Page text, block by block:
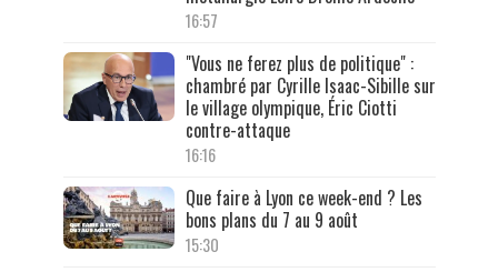
16:57
"Vous ne ferez plus de politique" :
chambré par Cyrille Isaac-Sibille sur
le village olympique, Éric Ciotti
contre-attaque
16:16
Que faire à Lyon ce week-end ? Les
bons plans du 7 au 9 août
15:30